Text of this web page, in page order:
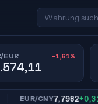
EUR -1,61%
EUR/CNY7,7982+0,31%